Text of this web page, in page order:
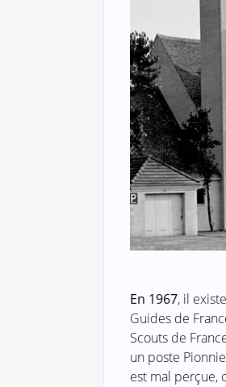
En 1967, il
Guides de
Scouts de
un poste
est mal perçue,